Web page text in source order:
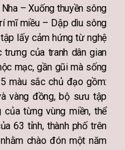
– Xuống thuyền sông
mĩ miều – Dập dìu sông
lấy cảm hứng từ nghệ
của tranh dân gian
mạc, gần gũi mà sống
màu sắc chủ đạo gồm:
vàng đồng, bộ sưu tập
từng vùng miền, thể
63 tỉnh, thành phố trên
chào đón một năm